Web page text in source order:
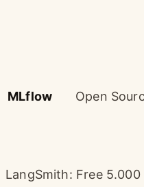
MLflow Open
LangSmith: Free